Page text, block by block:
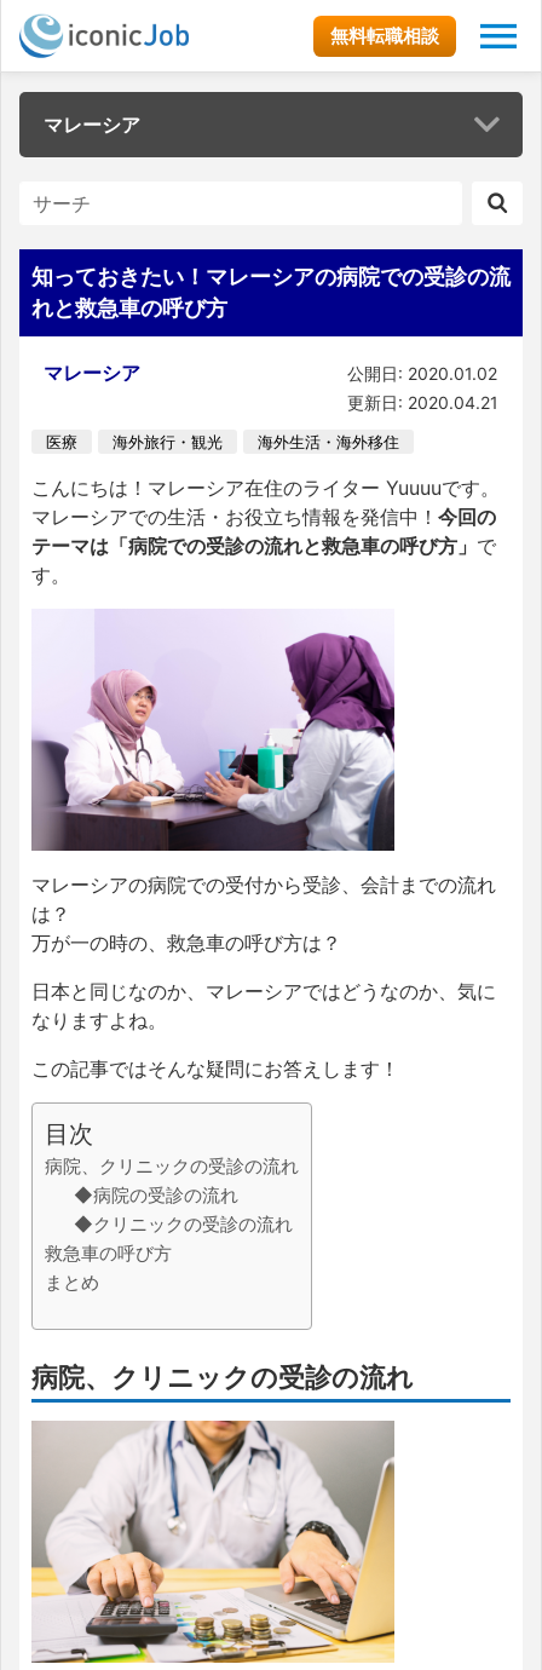
無料転職相談
マレーシア
知っておきたい！マレーシアの病院での受診の流
れと救急車の呼び方
マレーシア
公開日: 2020.01.02
更新日: 2020.04.21
医療 海外旅行・観光 海外生活・海外移住
こんにちは！マレーシア在住のライター Yuuuuです。
マレーシアでの生活・お役立ち情報を発信中！ 今回の
テーマは「病院での受診の流れと救急車の呼び方」 で
す。
マレーシアの病院での受付から受診、会計までの流れ
は？
万が一の時の、救急車の呼び方は？
日本と同じなのか、マレーシアではどうなのか、気に
なりますよね。
この記事ではそんな疑問にお答えします！
目次
病院、クリニックの受診の流れ
◆病院の受診の流れ
◆クリニックの受診の流れ
救急車の呼び方
まとめ
病院、クリニックの受診の流れ